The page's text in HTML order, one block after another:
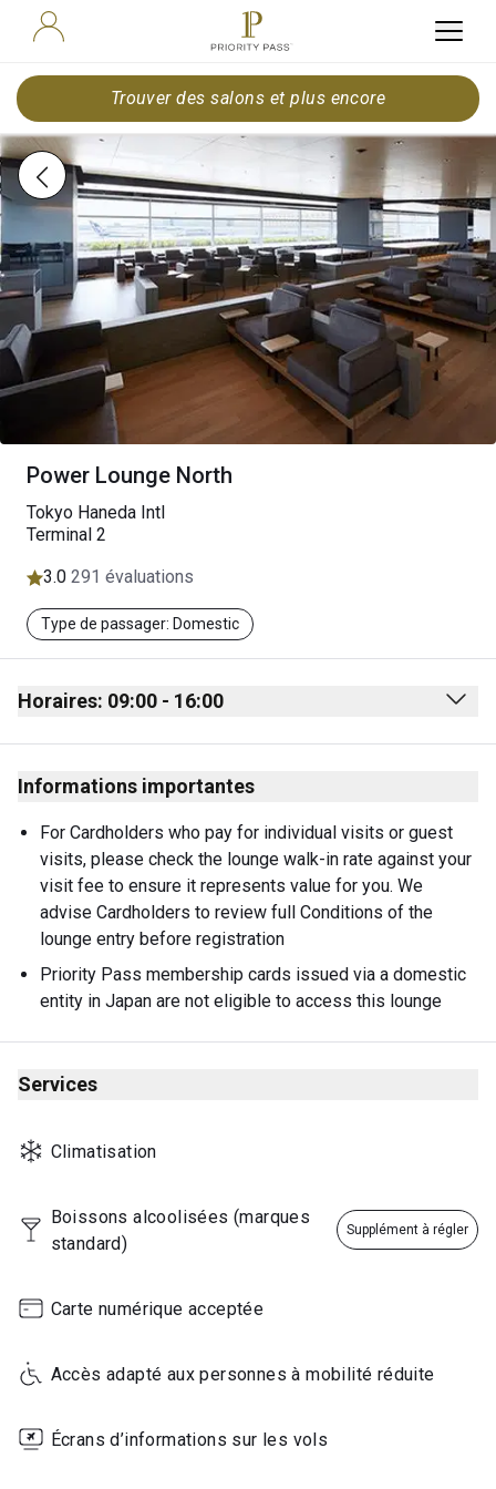
Trouver des salons et plus encore
Power Lounge North
Tokyo Haneda Intl
Terminal 2
3.0 291 évaluations
Type de passager: Domestic
Horaires: 09:00 - 16:00
Monday 09:00 - 16:00
Tuesday
Wednesday 09:00 - 16:00
Thursday 09:00 - 16:00
Friday 09:00 - 16:00
Saturday
Sunday 09:00 - 16:00
Informations importantes
For Cardholders who pay for individual visits or guest
visits, please check the lounge walk-in rate against your
visit fee to ensure it represents value for you. We
advise Cardholders to review full Conditions of the
lounge entry before registration
Priority Pass membership cards issued via a domestic
entity in Japan are not eligible to access this lounge
Services
Climatisation
Boissons alcoolisées (marques
standard)
Supplément à régler
Carte numérique acceptée
Accès adapté aux personnes à mobilité réduite
Écrans d’informations sur les vols